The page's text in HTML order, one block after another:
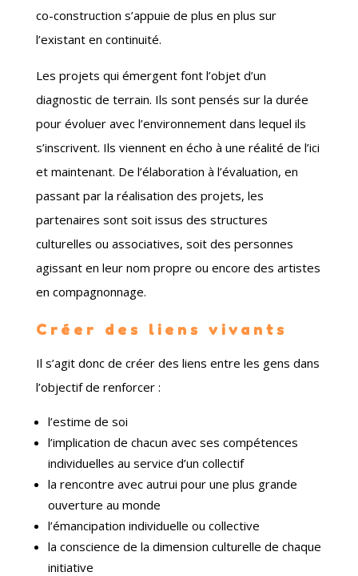
co-construction s’appuie de plus en plus sur
l’existant en continuité.
Les projets qui émergent font l’objet d’un
diagnostic de terrain. Ils sont pensés sur la durée
pour évoluer avec l’environnement dans lequel ils
s’inscrivent. Ils viennent en écho à une réalité de l’ici
et maintenant. De l’élaboration à l’évaluation, en
passant par la réalisation des projets, les
partenaires sont soit issus des structures
culturelles ou associatives, soit des personnes
agissant en leur nom propre ou encore des artistes
en compagnonnage.
Créer des liens vivants
Il s’agit donc de créer des liens entre les gens dans
l’objectif de renforcer :
l’estime de soi
l’implication de chacun avec ses compétences
individuelles au service d’un collectif
la rencontre avec autrui pour une plus grande
ouverture au monde
l’émancipation individuelle ou collective
la conscience de la dimension culturelle de chaque
initiative